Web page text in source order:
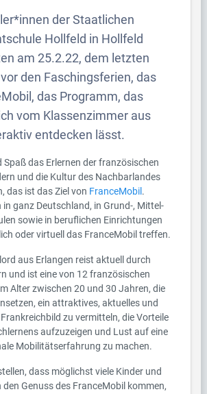
der Staatlichen
Hollfeld in Hollfeld
am 25.2.22, dem letzten
den Faschingsferien, das
das Programm, das
vom Klassenzimmer aus
entdecken lässt.
Spaß das Erlernen der französischen
und die Kultur des Nachbarlandes
das ist das Ziel von FranceMobil .
in ganz Deutschland, in Grund-, Mittel-
sowie in beruflichen Einrichtungen
oder virtuell das FranceMobil treffen.
aus Erlangen reist aktuell durch
und ist eine von 12 französischen
Alter zwischen 20 und 30 Jahren, die
ein attraktives, aktuelles und
zu vermitteln, die Vorteile
aufzuzeigen und Lust auf eine
Mobilitätserfahrung zu machen.
dass möglichst viele Kinder und
Genuss des FranceMobil kommen,